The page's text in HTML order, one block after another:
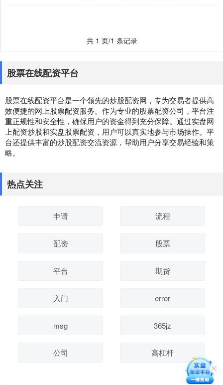
共 1 页/1 条记录
股票在线配资平台
股票在线配资平台是一个领先的炒股配资网，专为交易者提供高
效便捷的网上股票配资服务。作为专业的股票配资公司，平台注
重正规性和安全性，确保用户的资金得到充分保障。通过实盘网
上配资炒股和实盘股票配资，用户可以真实地参与市场操作。平
台还提供丰富的炒股配资交流资源，帮助用户分享交易经验和策
略。
热点关注
申请 流程
配资 股票
平台 期货
入门 error
msg 365jz
公司 高杠杆